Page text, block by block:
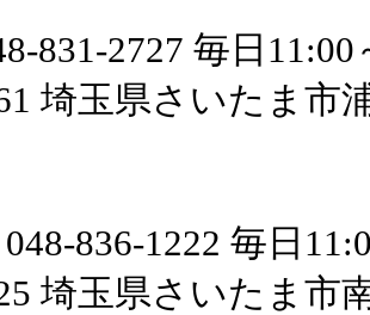
831-2727 毎日11:00
埼玉県さいたま市
836-1222 毎日
埼玉県さいたま市